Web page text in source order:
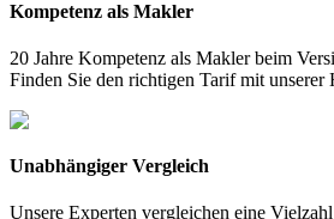
Kompetenz als Makler
20 Jahre Kompetenz als Makler beim
Finden Sie den richtigen Tarif mit unserer
Unabhängiger Vergleich
Unsere Experten vergleichen eine